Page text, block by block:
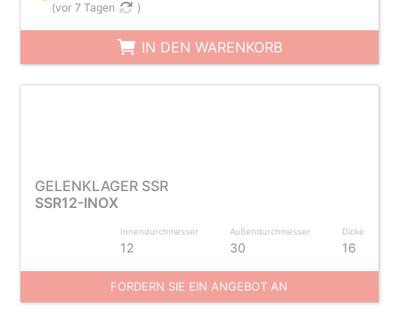
(vor 7 Tagen )
IN DEN WARENKORB
GELENKLAGER SSR
SSR12-INOX
Innendurchmesser
12
Außendurchmesser
30
Dicke
16
FORDERN SIE EIN ANGEBOT AN